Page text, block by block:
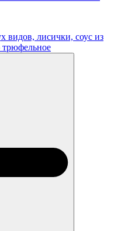
видов, лисички, соус из
трюфельное